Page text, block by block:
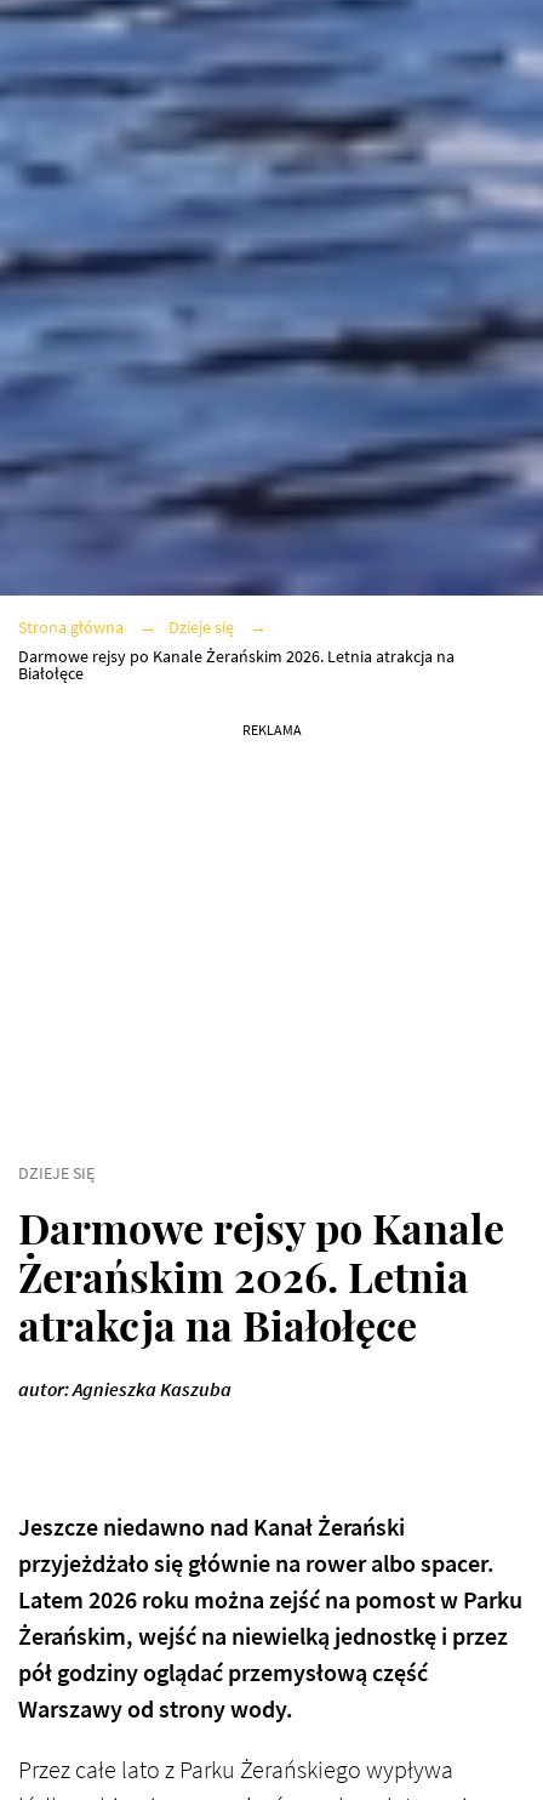
Strona główna
Dzieje się
Darmowe rejsy po Kanale Żerańskim 2026. Letnia atrakcja na
Białołęce
REKLAMA
DZIEJE SIĘ
Darmowe rejsy po Kanale
Żerańskim 2026. Letnia
atrakcja na Białołęce
autor: Agnieszka Kaszuba
Jeszcze niedawno nad Kanał Żerański
przyjeżdżało się głównie na rower albo spacer.
Latem 2026 roku można zejść na pomost w Parku
Żerańskim, wejść na niewielką jednostkę i przez
pół godziny oglądać przemysłową część
Warszawy od strony wody.
Przez całe lato z Parku Żerańskiego wypływa